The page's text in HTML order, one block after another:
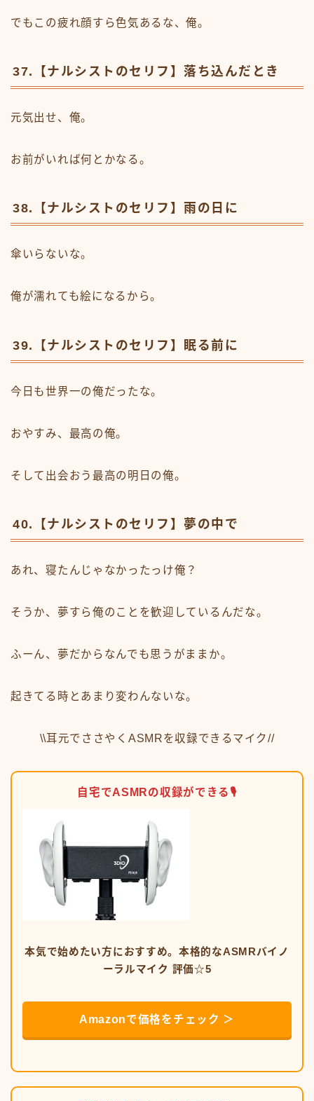
でもこの疲れ顔すら色気あるな、俺。
37.【ナルシストのセリフ】落ち込んだとき
元気出せ、俺。
お前がいれば何とかなる。
38.【ナルシストのセリフ】雨の日に
傘いらないな。
俺が濡れても絵になるから。
39.【ナルシストのセリフ】眠る前に
今日も世界一の俺だったな。
おやすみ、最高の俺。
そして出会おう最高の明日の俺。
40.【ナルシストのセリフ】夢の中で
あれ、寝たんじゃなかったっけ俺？
そうか、夢すら俺のことを歓迎しているんだな。
ふーん、夢だからなんでも思うがままか。
起きてる時とあまり変わんないな。
\\耳元でささやくASMRを収録できるマイク//
自宅でASMRの収録ができる🎙
本気で始めたい方におすすめ。本格的なASMRバイノ
ーラルマイク 評価☆5
Amazonで価格をチェック ＞